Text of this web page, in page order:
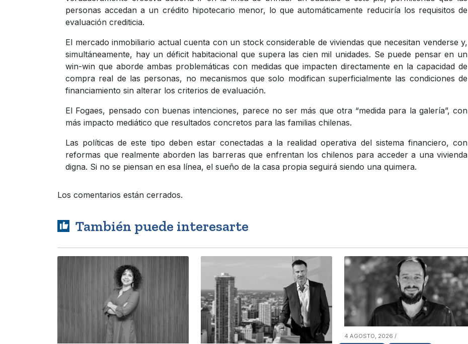
personas accedan a un crédito hipotecario menor, lo que automáticamente reduciría los requisitos de
evaluación crediticia.
El mercado inmobiliario actual cuenta con un stock considerable de viviendas que necesitan venderse y,
simultáneamente, hay un déficit habitacional que supera las cien mil unidades. Se puede pensar en un
win-win que aborde ambas problemáticas con medidas que impacten directamente en la capacidad de
compra real de las personas, no mecanismos que solo modifican superficialmente las condiciones de
financiamiento sin alterar los criterios de evaluación.
El Fogaes, pensado con buenas intenciones, parece no ser más que otra “medida para la galería”, con
más impacto mediático que resultados concretos para las familias chilenas.
Las políticas de este tipo deben estar conectadas a la realidad operativa del sistema financiero, con
reformas que realmente aborden las barreras que enfrentan los chilenos para acceder a una vivienda
digna. Si no se piensan en esa línea, el sueño de la casa propia seguirá siendo una quimera.
Los comentarios están cerrados.
También puede interesarte
4 AGOSTO, 2026 /